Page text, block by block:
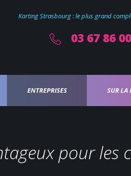
Karting Strasbourg : le plus grand
03 67 86
ENTREPRISES SUR LA
pour les